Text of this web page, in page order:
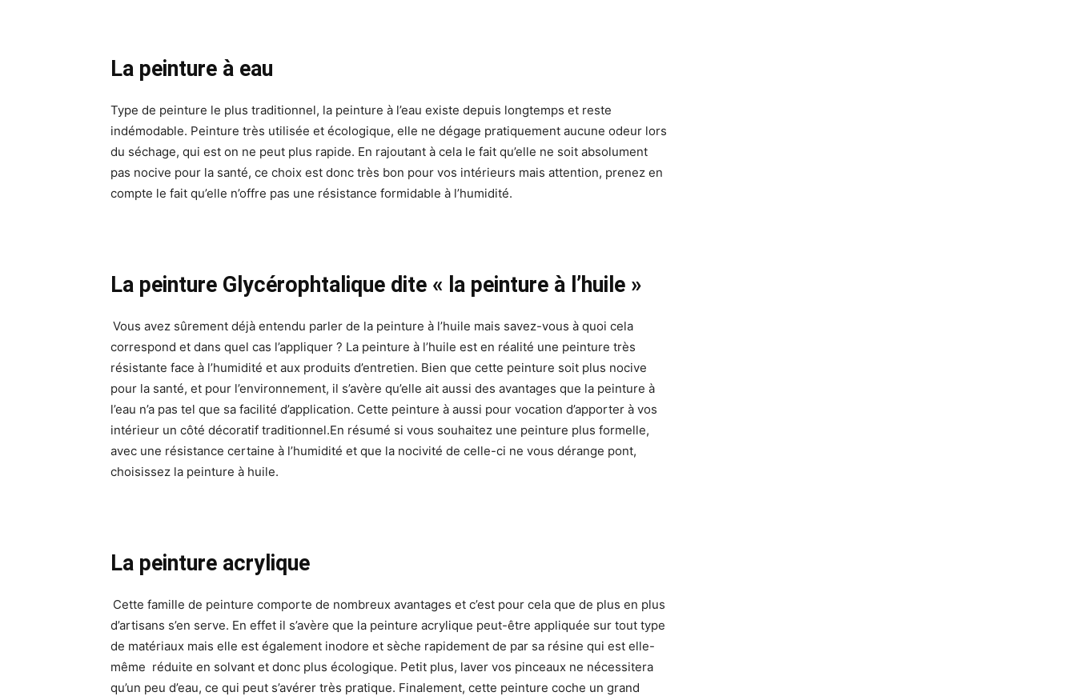
La peinture à eau
Type de peinture le plus traditionnel, la peinture à l’eau existe depuis longtemps et reste
indémodable. Peinture très utilisée et écologique, elle ne dégage pratiquement aucune odeur lors
du séchage, qui est on ne peut plus rapide. En rajoutant à cela le fait qu’elle ne soit absolument
pas nocive pour la santé, ce choix est donc très bon pour vos intérieurs mais attention, prenez en
compte le fait qu’elle n’offre pas une résistance formidable à l’humidité.
La peinture Glycérophtalique dite « la peinture à l’huile »
Vous avez sûrement déjà entendu parler de la peinture à l’huile mais savez-vous à quoi cela
correspond et dans quel cas l’appliquer ? La peinture à l’huile est en réalité une peinture très
résistante face à l’humidité et aux produits d’entretien. Bien que cette peinture soit plus nocive
pour la santé, et pour l’environnement, il s’avère qu’elle ait aussi des avantages que la peinture à
l’eau n’a pas tel que sa facilité d’application. Cette peinture à aussi pour vocation d’apporter à vos
intérieur un côté décoratif traditionnel.En résumé si vous souhaitez une peinture plus formelle,
avec une résistance certaine à l’humidité et que la nocivité de celle-ci ne vous dérange pont,
choisissez la peinture à huile.
La peinture acrylique
Cette famille de peinture comporte de nombreux avantages et c’est pour cela que de plus en plus
d’artisans s’en serve. En effet il s’avère que la peinture acrylique peut-être appliquée sur tout type
de matériaux mais elle est également inodore et sèche rapidement de par sa résine qui est elle-
même réduite en solvant et donc plus écologique. Petit plus, laver vos pinceaux ne nécessitera
qu’un peu d’eau, ce qui peut s’avérer très pratique. Finalement, cette peinture coche un grand